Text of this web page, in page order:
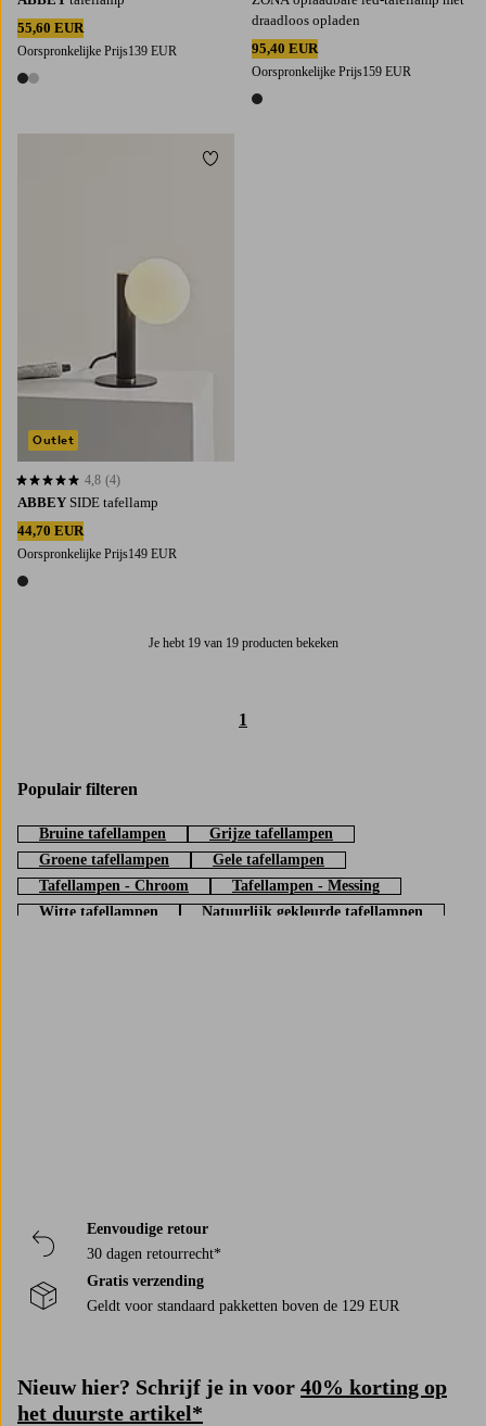
55,60 EUR
Oorspronkelijke Prijs139 EUR
2 kleuren
draadloos opladen
95,40 EUR
Oorspronkelijke Prijs159 EUR
1 kleur
ABBEY SIDE tafellamp
44,70 EUR
Oorspronkelijke Prijs149 EUR
1 kleur
4,8 op basis van 4 beoordelingen
4,8 (4)
Outlet
Toevoegen aan favorieten
Je hebt 19 van 19 producten bekeken
1
Populair filteren
Bruine tafellampen
Grijze tafellampen
Groene tafellampen
Gele tafellampen
Tafellampen - Chroom
Tafellampen - Messing
Witte tafellampen
Natuurlijk gekleurde tafellampen
Eenvoudige retour
30 dagen retourrecht*
Gratis verzending
Geldt voor standaard pakketten boven de 129 EUR
Nieuw hier? Schrijf je in voor 40% korting op
het duurste artikel*